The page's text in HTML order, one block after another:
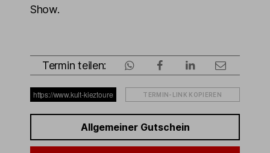
Show.
Termin teilen:
TERMIN-LINK KOPIEREN
Allgemeiner Gutschein